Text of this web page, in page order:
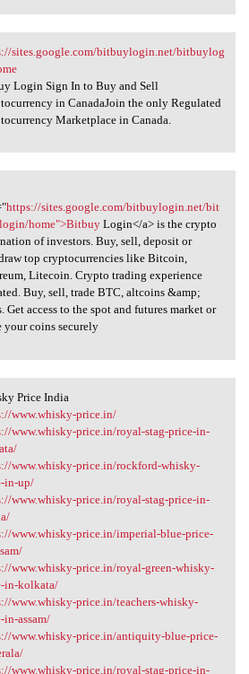
sites.google.com
sites.google.com/bitbuylogin.net/bitbuylog
Login Sign In to Buy and Sell
in CanadaJoin the only Regulated
Marketplace in Canada.
sites.google
https://sites.google.com/bitbuylogin.net/bit
home">BitbuyLogin</a> is the crypto
of investors. Buy, sell, deposit or
top cryptocurrencies like Bitcoin,
Litecoin. Crypto trading experience
Buy, sell, trade BTC, altcoins &amp;
Get access to the spot and futures market or
your coins securely
Price India
Price India
www.whisky-price.in/
www.whisky-price.in/royal-stag-price-in-
www.whisky-price.in/rockford-whisky-
in-up/
www.whisky-price.in/royal-stag-price-in-
www.whisky-price.in/imperial-blue-price-
www.whisky-price.in/royal-green-whisky-
in-kolkata/
www.whisky-price.in/teachers-whisky-
in-assam/
www.whisky-price.in/antiquity-blue-price-
www.whisky-price.in/royal-stag-price-in-